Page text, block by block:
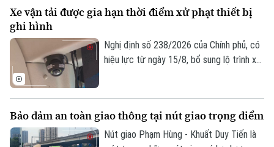
Di tích
Dinh dưỡng
Tư vấn sức khỏe
Bóng đá
Quần vợt
Golf
Giải trí
Tin tức
Sao
Điện ảnh
Thời trang
Đã phát sóng
ngày hoặc 10 ngày.
Xe vận tải được gia hạn thời điểm xử phạt thiết bị
ghi hình
Nghị định số 238/2026 của Chính phủ, có
hiệu lực từ ngày 15/8, bổ sung lộ trình xử
chủ phương tiện sẽ có thêm thời gian
chuẩn bị trước khi các quy định xử phạt
Bảo đảm an toàn giao thông tại nút giao trọng điểm
Nút giao Phạm Hùng - Khuất Duy Tiến là